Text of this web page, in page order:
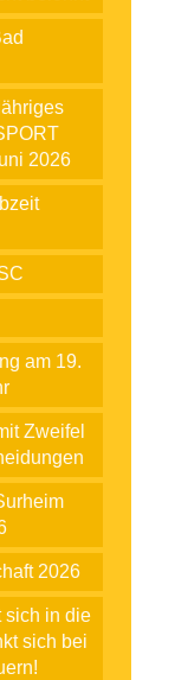
2026
am 19.
Zweifel
2026
sich in die
sich bei